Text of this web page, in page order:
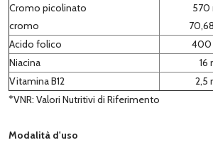
Cromo picolinato
cromo
570
Acido folico
400
Niacina
16
Vitamina B12
2,5
*VNR: Valori Nutritivi di Riferimento
Modalità d'uso